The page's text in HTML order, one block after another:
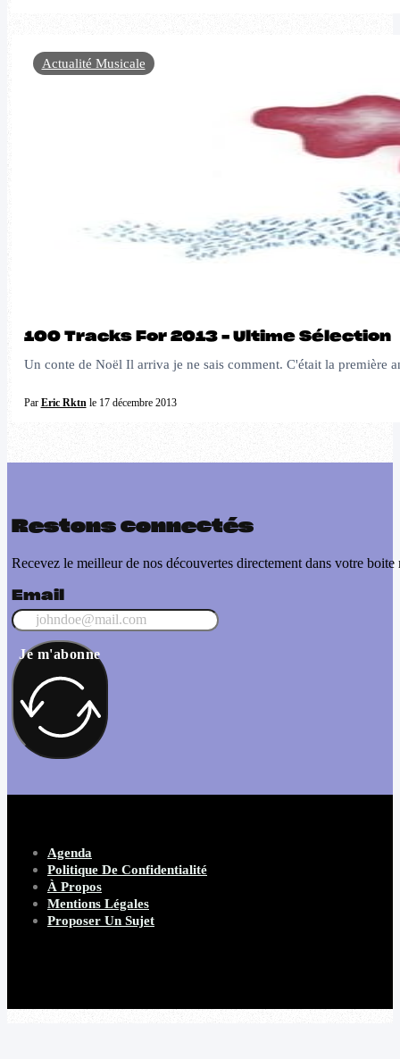
100 Tracks For 2013 – Ultime Sélection
Un conte de Noël Il arriva je ne sais comment. C'était la première
Par Eric Rktnle 17 décembre 2013
Actualité Musicale
Restons connectés
Recevez le meilleur de nos découvertes directement dans votre boite
Email
Je m'abonne
Agenda
Politique De Confidentialité
À Propos
Mentions Légales
Proposer Un Sujet